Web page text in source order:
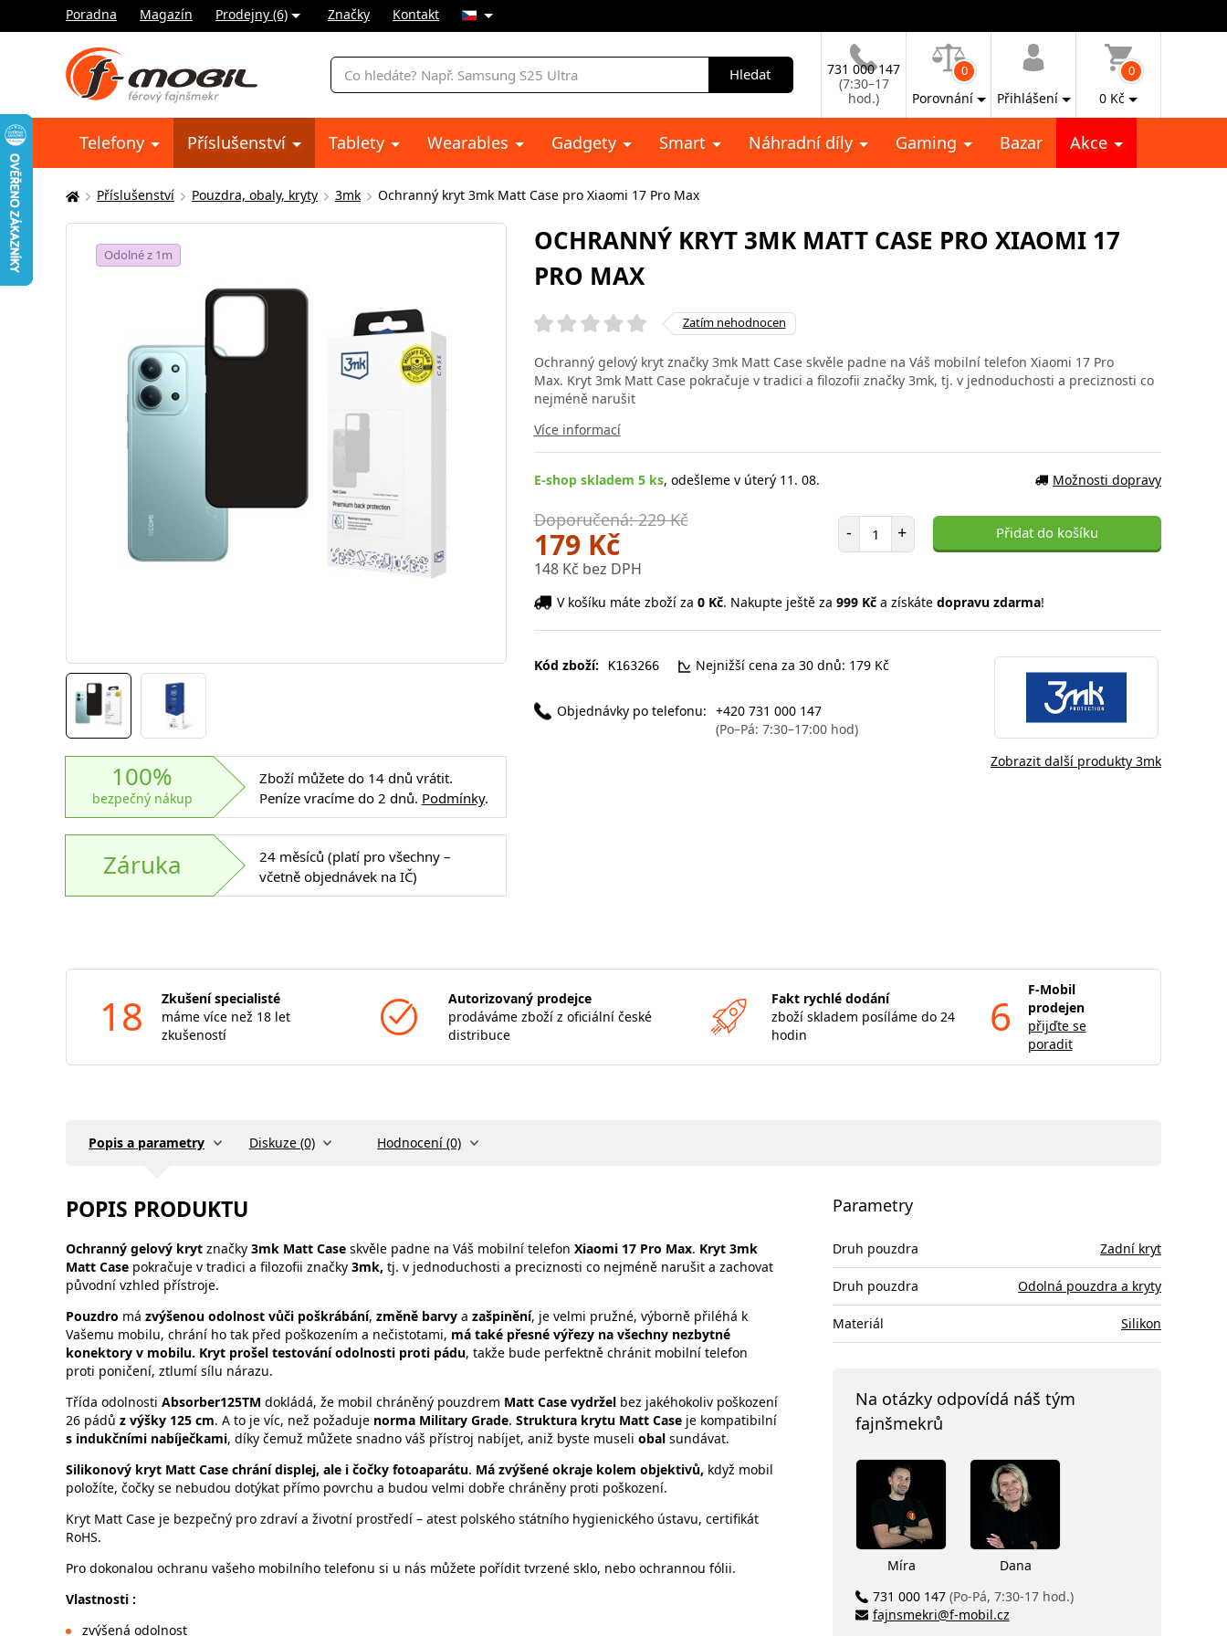
Poradna Magazín Prodejny (6) Značky Kontakt
Vyhledávání
Hledat
731 000 147
(7:30–17
hod.)
0
Porovnání Přihlášení
0
0 Kč
Telefony Příslušenství Tablety Wearables Gadgety Smart Náhradní díly Gaming Bazar Akce
Zde
se
Příslušenství Pouzdra, obaly, kryty 3mk Ochranný kryt 3mk Matt Case pro Xiaomi 17 Pro Max
Odolné z 1m
100%
bezpečný nákup
Zboží můžete do 14 dnů vrátit.
Peníze vracíme do 2 dnů. Podmínky.
Záruka
24 měsíců (platí pro všechny –
včetně objednávek na IČ)
OCHRANNÝ KRYT 3MK MATT CASE PRO XIAOMI 17
PRO MAX
Zatím nehodnocen
Ochranný gelový kryt značky 3mk Matt Case skvěle padne na Váš mobilní telefon Xiaomi 17 Pro
Max. Kryt 3mk Matt Case pokračuje v tradici a filozofii značky 3mk, tj. v jednoduchosti a preciznosti co
nejméně narušit
Více informací
E-shop skladem 5 ks, odešleme v úterý 11. 08. Možnosti dopravy
Doporučená: 229 Kč
179 Kč
148 Kč bez DPH
- Počet položek
+ Přidat do košíku
V košíku máte zboží za 0 Kč. Nakupte ještě za 999 Kča získáte dopravu zdarma!
Kód zboží: K163266 Nejnižší cena za 30 dnů: 179 Kč
Objednávky po telefonu: +420 731 000 147
(Po–Pá: 7:30–17:00 hod)
Zobrazit další produkty 3mk
18
Zkušení specialisté
máme více než 18 let
zkušeností
Autorizovaný prodejce
prodáváme zboží z oficiální české
distribuce
Fakt rychlé dodání
zboží skladem posíláme do 24
hodin
6
F-Mobil
prodejen
přijďte se
poradit
Popis a parametry Diskuze (0) Hodnocení (0)
POPIS PRODUKTU
Ochranný gelový kryt značky 3mk Matt Case skvěle padne na Váš mobilní telefon Xiaomi 17 Pro Max. Kryt 3mk
Matt Case pokračuje v tradici a filozofii značky 3mk, tj. v jednoduchosti a preciznosti co nejméně narušit a zachovat
původní vzhled přístroje.
Pouzdro má zvýšenou odolnost vůči poškrábání, změně barvy a zašpinění, je velmi pružné, výborně přiléhá k
Vašemu mobilu, chrání ho tak před poškozením a nečistotami, má také přesné výřezy na všechny nezbytné
konektory v mobilu. Kryt prošel testování odolnosti proti pádu, takže bude perfektně chránit mobilní telefon
proti poničení, ztlumí sílu nárazu.
Třída odolnosti Absorber125TM dokládá, že mobil chráněný pouzdrem Matt Case vydržel bez jakéhokoliv poškození
26 pádů z výšky 125 cm. A to je víc, než požaduje norma Military Grade. Struktura krytu Matt Case je kompatibilní
s indukčními nabíječkami, díky čemuž můžete snadno váš přístroj nabíjet, aniž byste museli obal sundávat.
Silikonový kryt Matt Case chrání displej, ale i čočky fotoaparátu. Má zvýšené okraje kolem objektivů, když mobil
položíte, čočky se nebudou dotýkat přímo povrchu a budou velmi dobře chráněny proti poškození.
Kryt Matt Case je bezpečný pro zdraví a životní prostředí – atest polského státního hygienického ústavu, certifikát
RoHS.
Pro dokonalou ochranu vašeho mobilního telefonu si u nás můžete pořídit tvrzené sklo, nebo ochrannou fólii.
Vlastnosti :
zvýšená odolnost
Parametry
Druh pouzdra Zadní kryt
Druh pouzdra Odolná pouzdra a kryty
Materiál Silikon
Na otázky odpovídá náš tým
fajnšmekrů
Míra
Dana
731 000 147 (Po-Pá, 7:30-17 hod.)
fajnsmekri@f-mobil.cz